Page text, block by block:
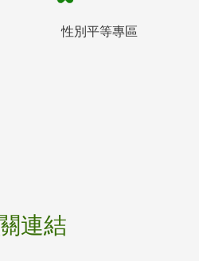
性別平等專區
連結